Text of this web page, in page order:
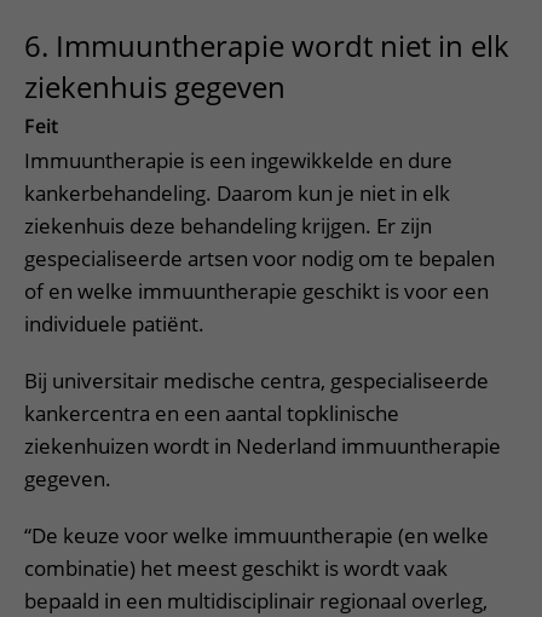
6. Immuuntherapie wordt niet in elk
ziekenhuis gegeven
Feit
Immuuntherapie is een ingewikkelde en dure
kankerbehandeling. Daarom kun je niet in elk
ziekenhuis deze behandeling krijgen. Er zijn
gespecialiseerde artsen voor nodig om te bepalen
of en welke immuuntherapie geschikt is voor een
individuele patiënt.
Bij universitair medische centra, gespecialiseerde
kankercentra en een aantal topklinische
ziekenhuizen wordt in Nederland immuuntherapie
gegeven.
“De keuze voor welke immuuntherapie (en welke
combinatie) het meest geschikt is wordt vaak
bepaald in een multidisciplinair regionaal overleg,